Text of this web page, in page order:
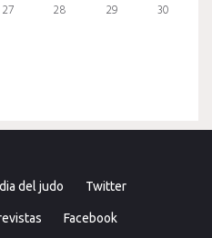
27 28 29 30
del judo Twitter
Facebook